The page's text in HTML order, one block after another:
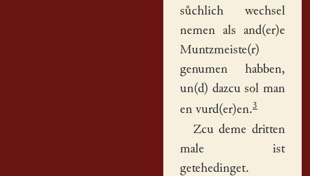
sůchlich wechsel
nemen als and(er)e
Muntzmeiste(r)
genumen habben,
un(d) dazcu sol man
en vurd(er)en.3
Zcu deme dritten
male ist
getehedinget.